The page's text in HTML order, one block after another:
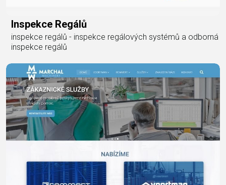
Inspekce Regálů
inspekce regálů - inspekce regálových systémů a odborná
inspekce regálů